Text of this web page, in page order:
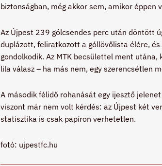
biztonságban, még akkor sem, amikor éppen
Az Újpest 239 gólcsendes perc után döntött
duplázott, feliratkozott a góllövőlista élére,
gondolkodik. Az MTK becsülettel ment
lila válasz – ha más nem, egy szerencsétlen
A második félidő rohanását egy ijesztő
viszont már nem volt kérdés: az Újpest két
statisztika is csak papíron verhetetlen.
fotó: ujpestfc.hu